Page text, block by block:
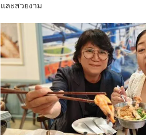
และสวยงาม